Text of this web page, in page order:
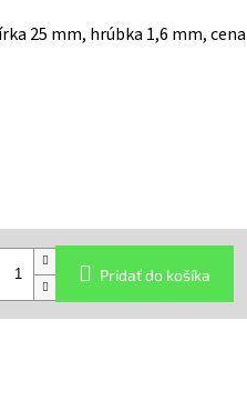
25 mm, hrúbka 1,6 mm, cena
Pridať do košíka